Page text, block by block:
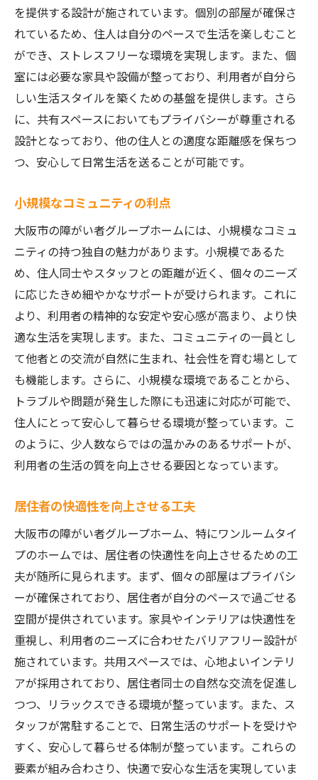
を提供する設計が施されています。個別の部屋が確保さ
れているため、住人は自分のペースで生活を楽しむこと
ができ、ストレスフリーな環境を実現します。また、個
室には必要な家具や設備が整っており、利用者が自分ら
しい生活スタイルを築くための基盤を提供します。さら
に、共有スペースにおいてもプライバシーが尊重される
設計となっており、他の住人との適度な距離感を保ちつ
つ、安心して日常生活を送ることが可能です。
小規模なコミュニティの利点
大阪市の障がい者グループホームには、小規模なコミュ
ニティの持つ独自の魅力があります。小規模であるた
め、住人同士やスタッフとの距離が近く、個々のニーズ
に応じたきめ細やかなサポートが受けられます。これに
より、利用者の精神的な安定や安心感が高まり、より快
適な生活を実現します。また、コミュニティの一員とし
て他者との交流が自然に生まれ、社会性を育む場として
も機能します。さらに、小規模な環境であることから、
トラブルや問題が発生した際にも迅速に対応が可能で、
住人にとって安心して暮らせる環境が整っています。こ
のように、少人数ならではの温かみのあるサポートが、
利用者の生活の質を向上させる要因となっています。
居住者の快適性を向上させる工夫
大阪市の障がい者グループホーム、特にワンルームタイ
プのホームでは、居住者の快適性を向上させるための工
夫が随所に見られます。まず、個々の部屋はプライバシ
ーが確保されており、居住者が自分のペースで過ごせる
空間が提供されています。家具やインテリアは快適性を
重視し、利用者のニーズに合わせたバリアフリー設計が
施されています。共用スペースでは、心地よいインテリ
アが採用されており、居住者同士の自然な交流を促進し
つつ、リラックスできる環境が整っています。また、ス
タッフが常駐することで、日常生活のサポートを受けや
すく、安心して暮らせる体制が整っています。これらの
要素が組み合わさり、快適で安心な生活を実現していま